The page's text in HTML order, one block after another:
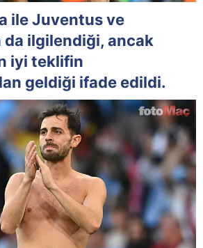
ile Juventus ve
da ilgilendiği, ancak
iyi teklifin
geldiği ifade edildi.